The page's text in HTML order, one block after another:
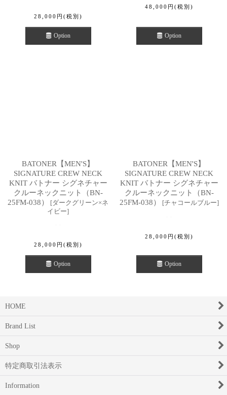
28,000 円 (税別)
Option
48,000 円 (税別)
Option
BATONER【MEN'S】
SIGNATURE CREW NECK
KNIT バトナー シグネチャー
クルーネックニット（BN-
25FM-038）
[ダークグリーン×ネ
イビー]
28,000 円 (税別)
Option
BATONER【MEN'S】
SIGNATURE CREW NECK
KNIT バトナー シグネチャー
クルーネックニット（BN-
25FM-038）
[チャコールブルー]
28,000 円 (税別)
Option
HOME
Brand List
Shop
特定商取引法表示
Information